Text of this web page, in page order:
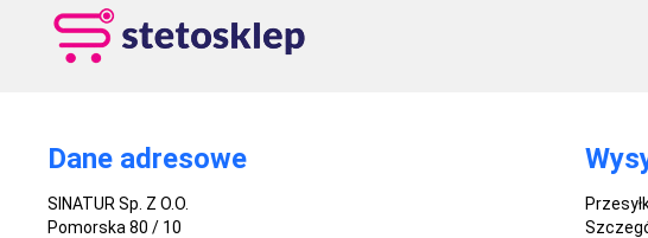
Dane adresowe
SINATUR Sp. Z O.O.
Pomorska 80 / 10